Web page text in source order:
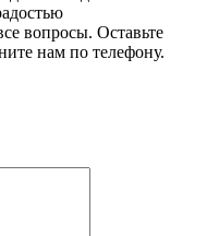
вопросы. Оставьте
нам по телефону.